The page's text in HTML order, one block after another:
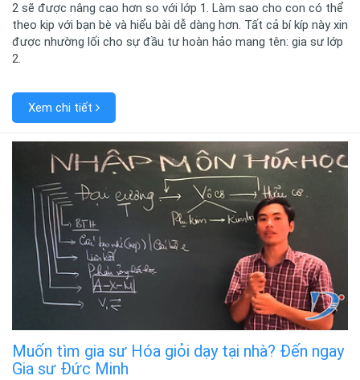
2 sẽ được nâng cao hơn so với lớp 1. Làm sao cho con có thể
theo kịp với bạn bè và hiểu bài dễ dàng hơn. Tất cả bí kíp này xin
được nhường lối cho sự đầu tư hoàn hảo mang tên: gia sư lớp
2.
Xem chi tiết
Muốn tìm gia sư Hóa giỏi dạy tại nhà? Đến ngay
Gia sư Đức Minh